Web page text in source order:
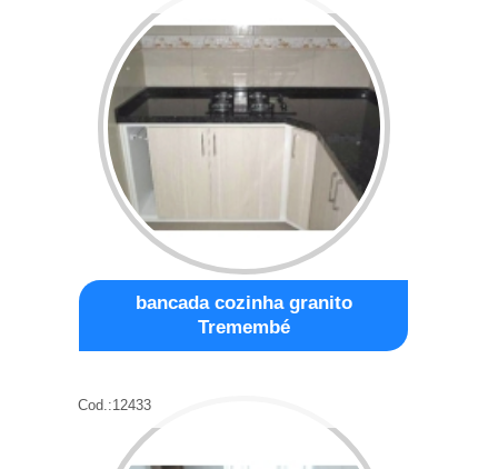
bancada cozinha granito
Tremembé
Cod.:12433